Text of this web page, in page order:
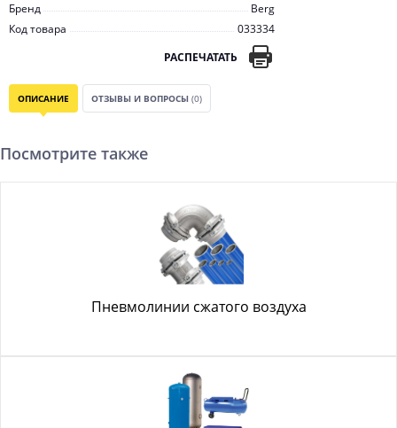
Бренд
Berg
Код товара
033334
РАСПЕЧАТАТЬ
ОПИСАНИЕ ОТЗЫВЫ И ВОПРОСЫ (0)
Посмотрите также
Пневмолинии сжатого воздуха